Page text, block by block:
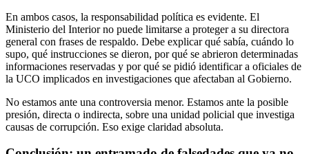
En ambos casos, la responsabilidad política es evidente. El
Ministerio del Interior no puede limitarse a proteger a su directora
general con frases de respaldo. Debe explicar qué sabía, cuándo lo
supo, qué instrucciones se dieron, por qué se abrieron determinadas
informaciones reservadas y por qué se pidió identificar a oficiales de
la UCO implicados en investigaciones que afectaban al Gobierno.
No estamos ante una controversia menor. Estamos ante la posible
presión, directa o indirecta, sobre una unidad policial que investiga
causas de corrupción. Eso exige claridad absoluta.